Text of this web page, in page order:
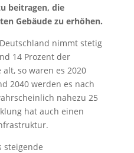
beitragen, die
Gebäude zu erhöhen.
nimmt stetig
14 Prozent der
so waren es 2020
2040 werden es nach
nahezu 25
hat auch einen
steigende